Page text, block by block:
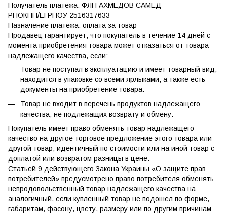
Получатель платежа: ФЛП АХМЕДОВ САМЕД
РНОКПП/ЕГРПОУ 2516317633
Назначение платежа: оплата за товар
Продавец гарантирует, что покупатель в течение 14 дней с
момента приобретения товара может отказаться от товара
надлежащего качества, если:
Товар не поступал в эксплуатацию и имеет товарный вид,
находится в упаковке со всеми ярлыками, а также есть
документы на приобретение товара.
Товар не входит в перечень продуктов надлежащего
качества, не подлежащих возврату и обмену.
Покупатель имеет право обменять товар надлежащего
качество на другое торговое предложение этого товара или
другой товар, идентичный по стоимости или на иной товар с
доплатой или возвратом разницы в цене.
Статьей 9 действующего Закона Украины «О защите прав
потребителей» предусмотрено право потребителя обменять
непродовольственный товар надлежащего качества на
аналогичный, если купленный товар не подошел по форме,
габаритам, фасону, цвету, размеру или по другим причинам